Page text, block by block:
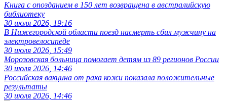
Книга с опозданием в 150 лет возвращена в австралийскую
библиотеку
30 июля 2026, 19:16
В Нижегородской области поезд насмерть сбил мужчину на
электровелосипеде
30 июля 2026, 15:49
Морозовская больница помогает детям из 89 регионов России
30 июля 2026, 14:46
Российская вакцина от рака кожи показала положительные
результаты
30 июля 2026, 14:46